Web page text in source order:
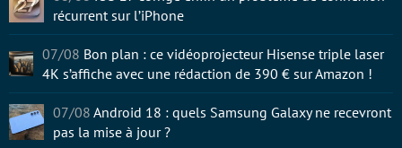
récurrent sur l’iPhone
07/08 Bon plan : ce vidéoprojecteur Hisense triple laser
4K s’affiche avec une rédaction de 390 € sur Amazon !
07/08 Android 18 : quels Samsung Galaxy ne recevront
pas la mise à jour ?